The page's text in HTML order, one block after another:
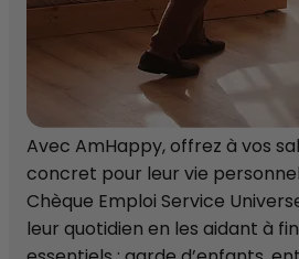
Avec AmHappy, offrez à vos
concret pour leur vie
Chèque Emploi Service
leur quotidien en les aidant à